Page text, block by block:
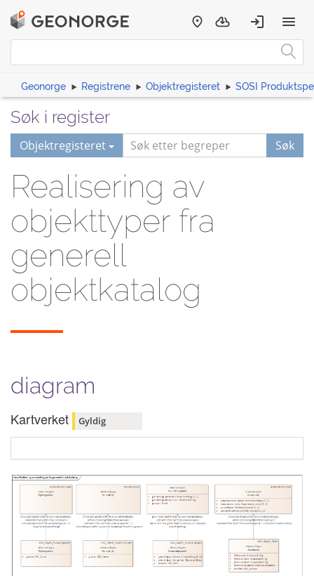
Geonorge Registrene Objektregisteret SOSI
Søk i register
Objektregisteret Søk
Realisering av
objekttyper fra
generell
objektkatalog
diagram
Kartverket Gyldig